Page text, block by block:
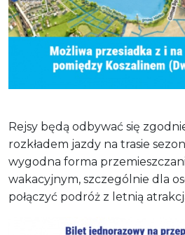
Rejsy będą odbywać się
rozkładem jazdy na trasie
wygodna forma
wakacyjnym, szczególnie dla
połączyć podróż z letnią